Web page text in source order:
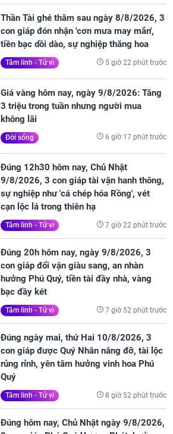
Thần Tài ghé thăm sau ngày 8/8/2026, 3
con giáp đón nhận 'cơn mưa may mắn',
tiền bạc dồi dào, sự nghiệp thăng hoa
Tâm linh - Tử vi 5 giờ 22 phút trước
Giá vàng hôm nay, ngày 9/8/2026: Tăng
3 triệu trong tuần nhưng người mua
không lãi
Đời sống 6 giờ 17 phút trước
Đúng 12h30 hôm nay, Chủ Nhật
9/8/2026, 3 con giáp tài vận hanh thông,
sự nghiệp như 'cá chép hóa Rồng', vét
cạn lộc lá trong thiên hạ
Tâm linh - Tử vi 7 giờ 22 phút trước
Đúng 20h hôm nay, ngày 9/8/2026, 3
con giáp đổi vận giàu sang, an nhàn
hưởng Phú Quý, tiền tài đầy nhà, vàng
bạc đầy két
Tâm linh - Tử vi 7 giờ 52 phút trước
Đúng ngày mai, thứ Hai 10/8/2026, 3
con giáp được Quý Nhân nâng đỡ, tài lộc
rủng rỉnh, yên tâm hưởng vinh hoa Phú
Quý
Tâm linh - Tử vi 8 giờ 52 phút trước
Đúng hôm nay, Chủ Nhật ngày 9/8/2026,